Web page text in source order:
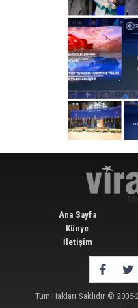
Ana Sayfa
Künye
İletişim
Tüm Hakları Saklıdır © 2006-